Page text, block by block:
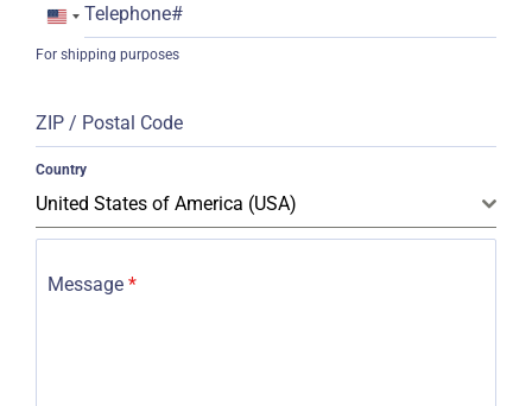
Telephone#
United
States
For shipping purposes
ZIP / Postal Code
Country
United States of America (USA)
Message *